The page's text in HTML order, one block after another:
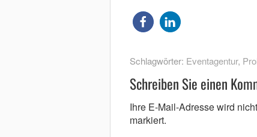
Schlagwörter: Eventagentur,
Schreiben Sie einen
Ihre E-Mail-Adresse wird
markiert.